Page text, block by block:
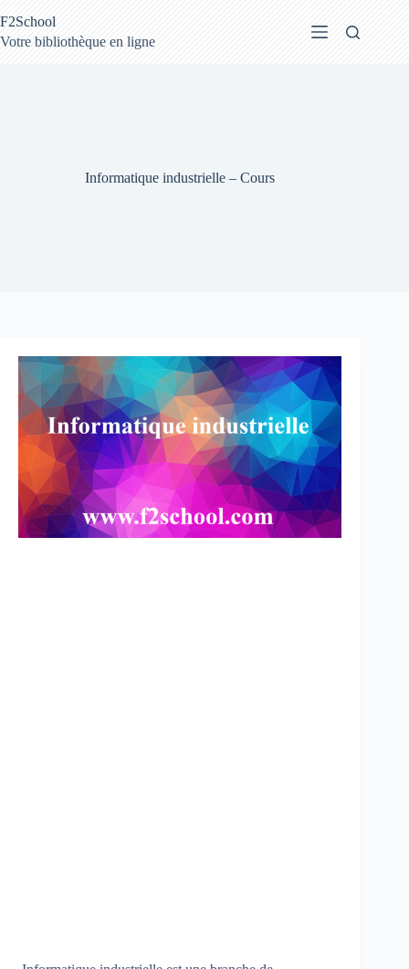
au
contenu
F2School
Votre bibliothèque en ligne
Informatique industrielle – Cours